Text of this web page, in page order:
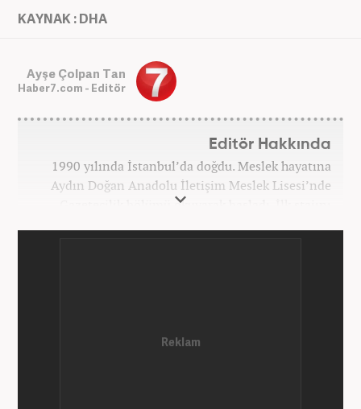
KAYNAK : DHA
Ayşe Çolpan Tan
Haber7.com - Editör
Editör Hakkında
1990 yılında İstanbul’da doğdu. Meslek hayatına
Aydın Doğan Anadolu İletişim Meslek Lisesi’nde
Gazetecilik bölümü okuyarak başladı. İlk stajını
Haber7.com’da “Gündem Editörü” olarak devam